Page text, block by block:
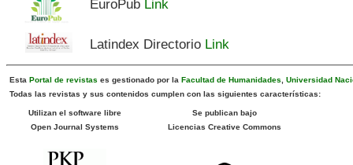
EuroPub Link
Latindex Directorio Link
Esta Portal de revistas es gestionado por la Facultad de Humanidades
Universidad
Todas las revistas y sus contenidos cumplen con las siguientes características:
Utilizan el software libre
Open Journal Systems
Se publican bajo
Licencias Creative Commons